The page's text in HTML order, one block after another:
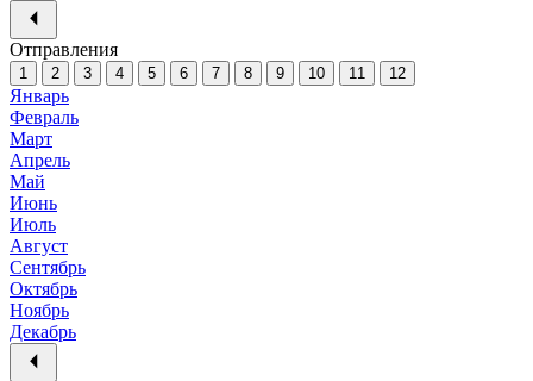
Отправления
1 2 3 4 5 6 7 8 9 10 11 12
Январь
Февраль
Март
Апрель
Май
Июнь
Июль
Август
Сентябрь
Октябрь
Ноябрь
Декабрь